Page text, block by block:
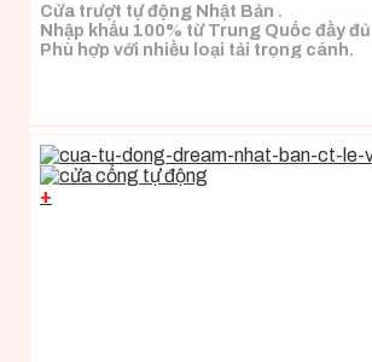
Cửa trượt tự động Nhật Bản .
Nhập khẩu 100% từ Trung Quốc đầy đủ
Phù hợp với nhiều loại tải trọng cánh.
+